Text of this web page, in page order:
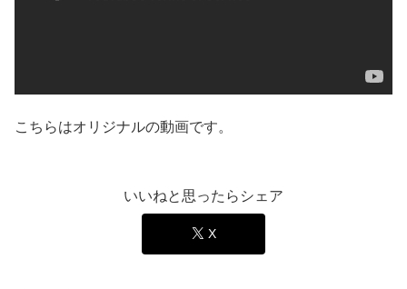
こちらはオリジナルの動画です。
いいねと思ったらシェア
X